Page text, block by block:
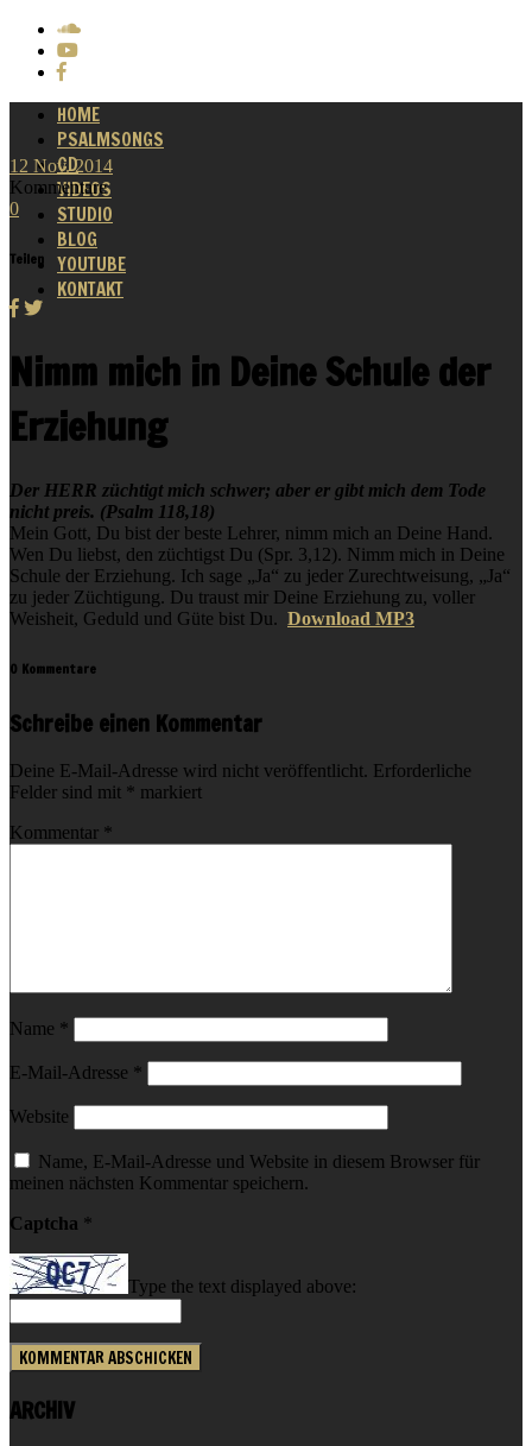
HOME
PSALMSONGS
CD
VIDEOS
STUDIO
BLOG
YOUTUBE
KONTAKT
12 Nov. 2014
Kommentare
0
Teilen
Nimm mich in Deine Schule der
Erziehung
Der HERR züchtigt mich schwer; aber er gibt mich dem Tode
nicht preis. (Psalm 118,18)
Mein Gott, Du bist der beste Lehrer, nimm mich an Deine Hand.
Wen Du liebst, den züchtigst Du (Spr. 3,12). Nimm mich in Deine
Schule der Erziehung. Ich sage „Ja“ zu jeder Zurechtweisung, „Ja“
zu jeder Züchtigung. Du traust mir Deine Erziehung zu, voller
Weisheit, Geduld und Güte bist Du. Download MP3
0 Kommentare
Schreibe einen Kommentar
Deine E-Mail-Adresse wird nicht veröffentlicht. Erforderliche
Felder sind mit * markiert
Kommentar *
Name *
E-Mail-Adresse *
Website
Name, E-Mail-Adresse und Website in diesem Browser für
meinen nächsten Kommentar speichern.
Captcha *
Type the text displayed above:
ARCHIV